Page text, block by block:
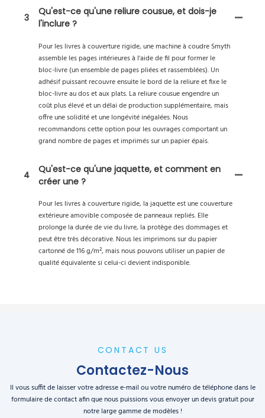
3
Qu'est-ce qu'une reliure cousue, et dois-je
l'inclure ?
Pour les livres à couverture rigide, une machine à coudre Smyth
assemble les pages intérieures à l'aide de fil pour former le
bloc-livre (un ensemble de pages pliées et rassemblées). Un
adhésif puissant recouvre ensuite le bord de la reliure et fixe le
bloc-livre au dos et aux plats. La reliure cousue engendre un
coût plus élevé et un délai de production supplémentaire, mais
offre une solidité et une longévité inégalées. Nous
recommandons cette option pour les ouvrages comportant un
grand nombre de pages et imprimés sur un papier épais.
4
Qu'est-ce qu'une jaquette, et comment en
créer une ?
Pour les livres à couverture rigide, la jaquette est une couverture
extérieure amovible composée de panneaux repliés. Elle
prolonge la durée de vie du livre, la protège des dommages et
peut être très décorative. Nous les imprimons sur du papier
cartonné de 116 g/m², mais nous pouvons utiliser un papier de
qualité équivalente si celui-ci devient indisponible.
CONTACT US
Contactez-Nous
Il vous suffit de laisser votre adresse e-mail ou votre numéro de téléphone dans le
formulaire de contact afin que nous puissions vous envoyer un devis gratuit pour
notre large gamme de modèles !